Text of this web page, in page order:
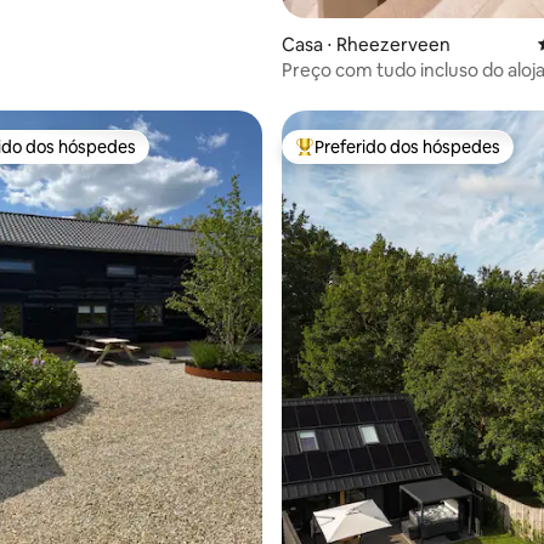
Casa ⋅ Rheezerveen
Preço com tudo incluso do
de 5, 95 avaliações
preferidos dos hóspedes
dos hóspedes Entre os melhores preferidos
Preferido dos hóspedes